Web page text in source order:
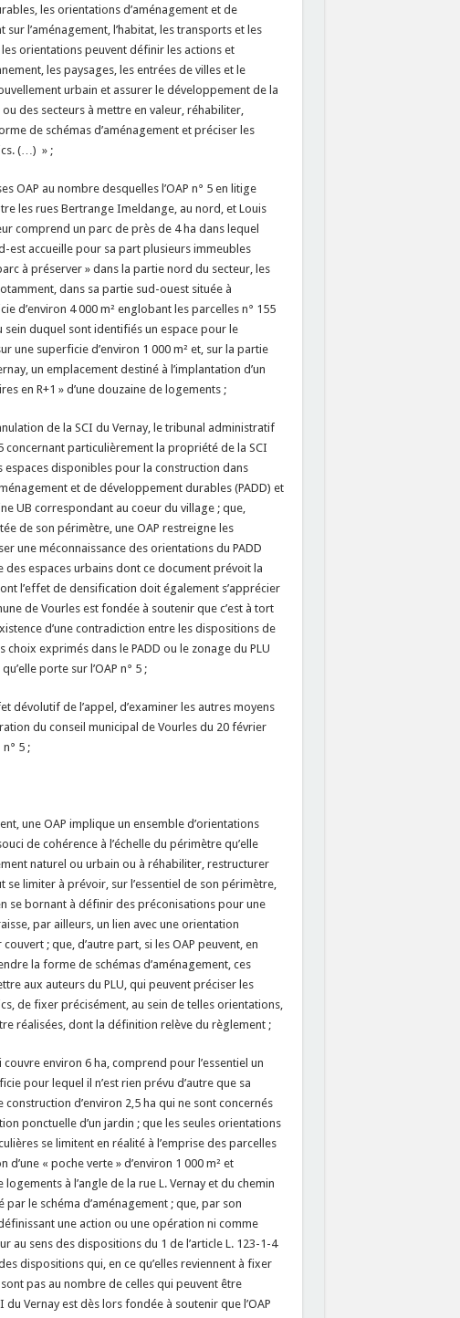
les orientations d’aménagement et de
l’aménagement, l’habitat, les transports et les
orientations peuvent définir les actions et
les paysages, les entrées de villes et le
urbain et assurer le développement de la
des secteurs à mettre en valeur, réhabiliter,
de schémas d’aménagement et préciser les
(…) » ;
OAP au nombre desquelles l’OAP n° 5 en litige
les rues Bertrange Imeldange, au nord, et Louis
comprend un parc de près de 4 ha dans lequel
est accueille pour sa part plusieurs immeubles
à préserver » dans la partie nord du secteur, les
dans sa partie sud-ouest située à
d’environ 4 000 m² englobant les parcelles n° 155
sein duquel sont identifiés un espace pour le
une superficie d’environ 1 000 m² et, sur la partie
un emplacement destiné à l’implantation d’un
en R+1 » d’une douzaine de logements ;
de la SCI du Vernay, le tribunal administratif
concernant particulièrement la propriété de la SCI
disponibles pour la construction dans
et de développement durables (PADD) et
UB correspondant au coeur du village ; que,
de son périmètre, une OAP restreigne les
une méconnaissance des orientations du PADD
des espaces urbains dont ce document prévoit la
l’effet de densification doit également s’apprécier
de Vourles est fondée à soutenir que c’est à tort
d’une contradiction entre les dispositions de
choix exprimés dans le PADD ou le zonage du PLU
porte sur l’OAP n° 5 ;
dévolutif de l’appel, d’examiner les autres moyens
du conseil municipal de Vourles du 20 février
5 ;
une OAP implique un ensemble d’orientations
de cohérence à l’échelle du périmètre qu’elle
naturel ou urbain ou à réhabiliter, restructurer
se limiter à prévoir, sur l’essentiel de son périmètre,
se bornant à définir des préconisations pour une
par ailleurs, un lien avec une orientation
; que, d’autre part, si les OAP peuvent, en
la forme de schémas d’aménagement, ces
aux auteurs du PLU, qui peuvent préciser les
de fixer précisément, au sein de telles orientations,
réalisées, dont la définition relève du règlement ;
couvre environ 6 ha, comprend pour l’essentiel un
pour lequel il n’est rien prévu d’autre que sa
d’environ 2,5 ha qui ne sont concernés
ponctuelle d’un jardin ; que les seules orientations
se limitent en réalité à l’emprise des parcelles
« poche verte » d’environ 1 000 m² et
logements à l’angle de la rue L. Vernay et du chemin
le schéma d’aménagement ; que, par son
une action ou une opération ni comme
au sens des dispositions du 1 de l’article L. 123-1-4
dispositions qui, en ce qu’elles reviennent à fixer
pas au nombre de celles qui peuvent être
Vernay est dès lors fondée à soutenir que l’OAP